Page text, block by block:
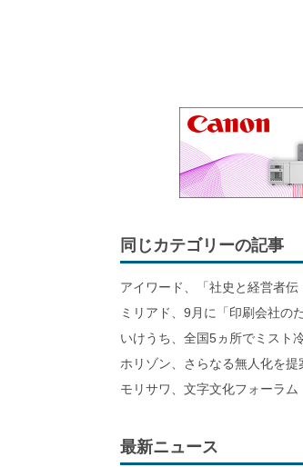
同じカテゴリーの記事
アイワード、「社史と経営者
ミリアド、9月に「印刷会社の
いけうち、全国5ヵ所でミスト
ホリゾン、さらなる無人化を
モリサワ、文字文化フォーラ
最新ニュース